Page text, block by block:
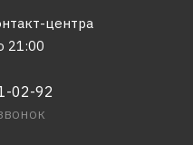
центра
21:00
02-92